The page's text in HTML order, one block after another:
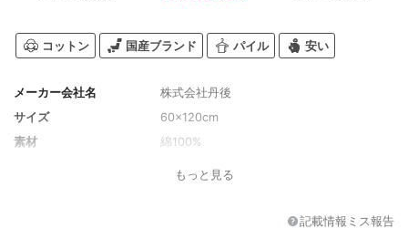
コットン 国産ブランド パイル 安い
メーカー会社名
株式会社丹後
サイズ
60×120cm
素材
綿100%
もっと見る
記載情報ミス報告